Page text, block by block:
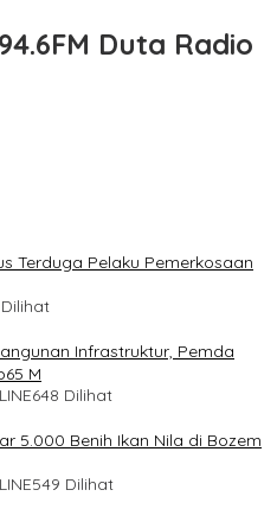
Duta Radio
Terduga Pelaku Pemerkosaan
Infrastruktur, Pemda
M
648 Dilihat
5.000 Benih Ikan Nila di Bozem
549 Dilihat